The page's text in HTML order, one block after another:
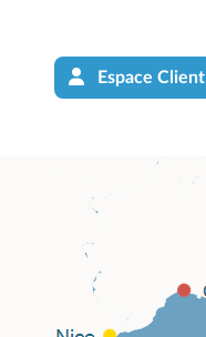
Espace Client